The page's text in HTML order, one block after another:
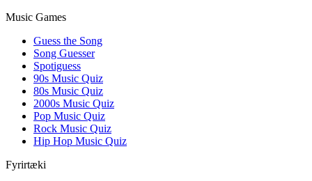
Music Games
Guess the Song
Song Guesser
Spotiguess
90s Music Quiz
80s Music Quiz
2000s Music Quiz
Pop Music Quiz
Rock Music Quiz
Hip Hop Music Quiz
Fyrirtæki